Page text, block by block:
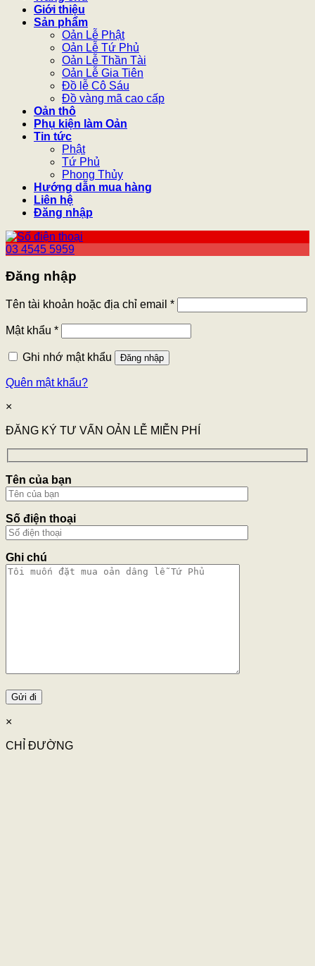
Giới thiệu
Sản phẩm
Oản Lễ Phật
Oản Lễ Tứ Phủ
Oản Lễ Thần Tài
Oản Lễ Gia Tiên
Đồ lễ Cô Sáu
Đồ vàng mã cao cấp
Oản thô
Phụ kiện làm Oản
Tin tức
Phật
Tứ Phủ
Phong Thủy
Hướng dẫn mua hàng
Liên hệ
Đăng nhập
03 4545 5959
Đăng nhập
Tên tài khoản hoặc địa chỉ email *
Mật khẩu *
Ghi nhớ mật khẩu Đăng nhập
Quên mật khẩu?
×
ĐĂNG KÝ TƯ VẤN OẢN LỄ MIỄN PHÍ
Tên của bạn
Số điện thoại
Ghi chú
×
CHỈ ĐƯỜNG